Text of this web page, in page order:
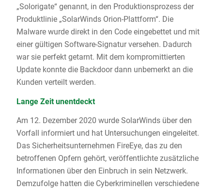
„Solorigate“ genannt, in den Produktionsprozess der
Produktlinie „SolarWinds Orion-Plattform“. Die
Malware wurde direkt in den Code eingebettet und mit
einer gültigen Software-Signatur versehen. Dadurch
war sie perfekt getarnt. Mit dem kompromittierten
Update konnte die Backdoor dann unbemerkt an die
Kunden verteilt werden.
Lange Zeit unentdeckt
Am 12. Dezember 2020 wurde SolarWinds über den
Vorfall informiert und hat Untersuchungen eingeleitet.
Das Sicherheitsunternehmen FireEye, das zu den
betroffenen Opfern gehört, veröffentlichte zusätzliche
Informationen über den Einbruch in sein Netzwerk.
Demzufolge hatten die Cyberkriminellen verschiedene